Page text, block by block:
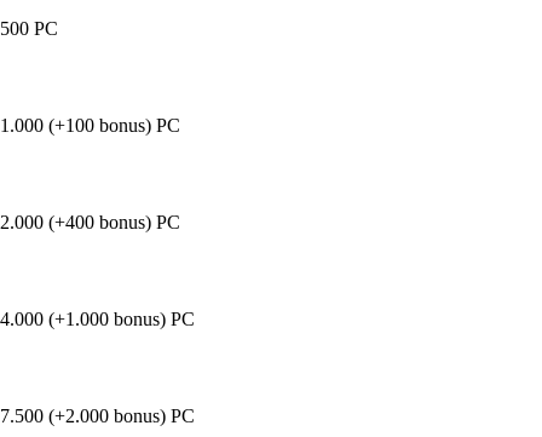
500 PC
1.000 (+100 bonus) PC
2.000 (+400 bonus) PC
4.000 (+1.000 bonus) PC
7.500 (+2.000 bonus) PC